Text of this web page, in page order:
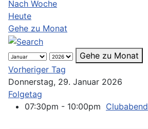
Nach Woche
Heute
Gehe zu Monat
Gehe zu Monat
Vorheriger Tag
Donnerstag, 29. Januar 2026
Folgetag
07:30pm - 10:00pm Clubabend